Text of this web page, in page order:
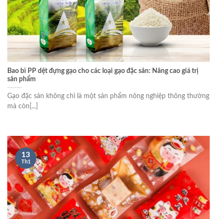
Bao bì PP dệt đựng gạo cho các loại gạo đặc sản: Nâng cao giá trị
sản phẩm
Gạo đặc sản không chỉ là một sản phẩm nông nghiệp thông thường
mà còn[...]
13
Th1